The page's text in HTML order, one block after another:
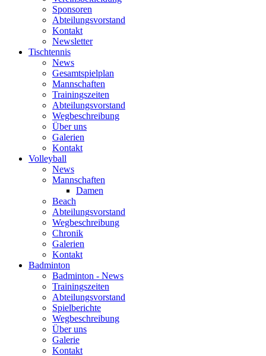
Sponsoren
Abteilungsvorstand
Kontakt
Newsletter
Tischtennis
News
Gesamtspielplan
Mannschaften
Trainingszeiten
Abteilungsvorstand
Wegbeschreibung
Über uns
Galerien
Kontakt
Volleyball
News
Mannschaften
Damen
Beach
Abteilungsvorstand
Wegbeschreibung
Chronik
Galerien
Kontakt
Badminton
Badminton - News
Trainingszeiten
Abteilungsvorstand
Spielberichte
Wegbeschreibung
Über uns
Galerie
Kontakt